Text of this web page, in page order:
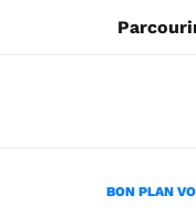
BON PLAN